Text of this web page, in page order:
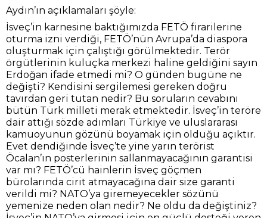
Aydın’ın açıklamaları şöyle:
İsveç’in karnesine baktığımızda FETÖ firarilerine
oturma izni verdiği, FETÖ’nün Avrupa’da diaspora
oluşturmak için çalıştığı görülmektedir. Terör
örgütlerinin kuluçka merkezi haline geldiğini sayın
Erdoğan ifade etmedi mi? O günden bugüne ne
değişti? Kendisini sergilemesi gereken doğru
tavırdan geri tutan nedir? Bu soruların cevabını
bütün Türk milleti merak etmektedir. İsveç’in teröre
dair attığı sözde adımları Türkiye ve uluslararası
kamuoyunun gözünü boyamak için olduğu açıktır.
Evet dendiğinde İsveç’te yine yarın terörist
Öcalan’ın posterlerinin sallanmayacağının garantisi
var mı? FETÖ’cü hainlerin İsveç göçmen
bürolarında cirit atmayacağına dair size garanti
verildi mi? NATO’ya giremeyecekler sözünü
yemenize neden olan nedir? Ne oldu da değiştiniz?